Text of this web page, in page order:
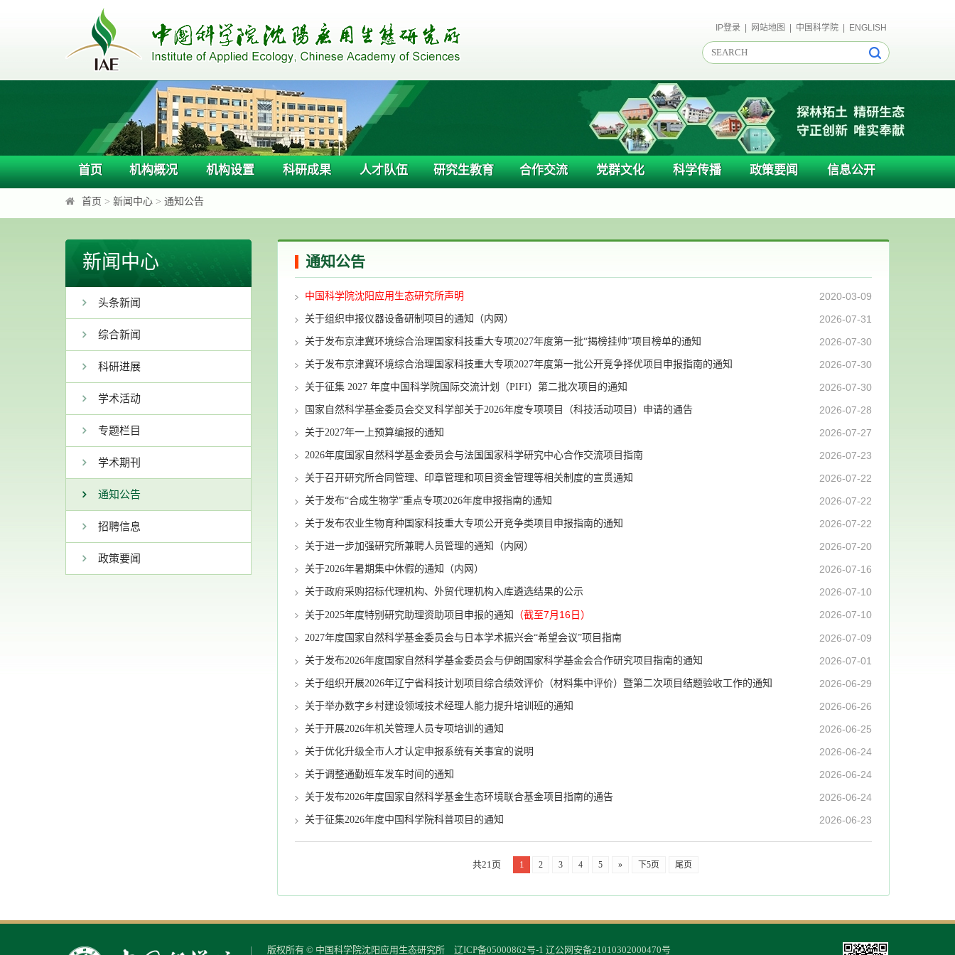
IP登录| 网站地图 中国科学院| ENGLISH
首页 机构概况 机构设置 科研成果 人才队伍 研究生教育 合作交流 党群文化 科学传播 政策要闻 信息公开
首页 > 新闻中心 > 通知公告
新闻中心
头条新闻
综合新闻
科研进展
学术活动
专题栏目
学术期刊
通知公告
招聘信息
政策要闻
通知公告
2020-03-09
中国科学院沈阳应用生态研究所声明
2026-07-31
关于组织申报仪器设备研制项目的通知（内网）
2026-07-30
关于发布京津冀环境综合治理国家科技重大专项2027年度第一批“揭榜挂帅”项目榜单的通知
2026-07-30
关于发布京津冀环境综合治理国家科技重大专项2027年度第一批公开竞争择优项目申报指南的通知
2026-07-30
关于征集 2027 年度中国科学院国际交流计划（PIFI）第二批次项目的通知
2026-07-28
国家自然科学基金委员会交叉科学部关于2026年度专项项目（科技活动项目）申请的通告
2026-07-27
关于2027年一上预算编报的通知
2026-07-23
2026年度国家自然科学基金委员会与法国国家科学研究中心合作交流项目指南
2026-07-22
关于召开研究所合同管理、印章管理和项目资金管理等相关制度的宣贯通知
2026-07-22
关于发布“合成生物学”重点专项2026年度申报指南的通知
2026-07-22
关于发布农业生物育种国家科技重大专项公开竞争类项目申报指南的通知
2026-07-20
关于进一步加强研究所兼聘人员管理的通知（内网）
2026-07-16
关于2026年暑期集中休假的通知（内网）
2026-07-10
关于政府采购招标代理机构、外贸代理机构入库遴选结果的公示
2026-07-10
关于2025年度特别研究助理资助项目申报的通知 （截至7月16日）
2026-07-09
2027年度国家自然科学基金委员会与日本学术振兴会“希望会议”项目指南
2026-07-01
关于发布2026年度国家自然科学基金委员会与伊朗国家科学基金会合作研究项目指南的通知
2026-06-29
关于组织开展2026年辽宁省科技计划项目综合绩效评价（材料集中评价）暨第二次项目结题验收工作的通知
2026-06-26
关于举办数字乡村建设领域技术经理人能力提升培训班的通知
2026-06-25
关于开展2026年机关管理人员专项培训的通知
2026-06-24
关于优化升级全市人才认定申报系统有关事宜的说明
2026-06-24
关于调整通勤班车发车时间的通知
2026-06-24
关于发布2026年度国家自然科学基金生态环境联合基金项目指南的通告
2026-06-23
关于征集2026年度中国科学院科普项目的通知
共21页 1 2 3 4 5 » 下5页 尾页
版权所有 © 中国科学院沈阳应用生态研究所 辽ICP备05000862号-1 辽公网安备21010302000470号